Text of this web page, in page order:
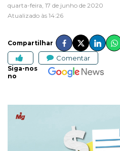
quarta-feira, 17 de junho de 2020
Atualizado às 14:26
Compartilhar
Comentar
Siga-nos
no